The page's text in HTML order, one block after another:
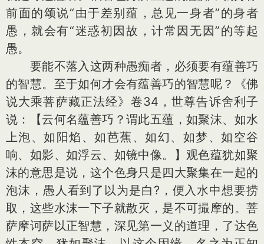
前面的颂说“由于差别蕴，总见一身者”的身者
愚，就会有“迷惑初因故，计常因无因”的等起
愚。
要能不落入这两种愚痴者，必须要有蕴善巧
的智慧。至于如何才会有蕴善巧的智慧呢？《佛
说大乘菩萨藏正法经》卷34，世尊告诉舍利子
说：【云何名蕴善巧？谓此五蕴，如聚沫、如水
上泡、如阳焰、如芭蕉、如幻、如梦、如空谷
响、如影、如浮云、如镜中像。】观色蕴犹如聚
沫的意思是说，这个色身只是四大聚集在一起的
泡沫，愚人看到了以为是白?，便入水中想要捞
取，这些水沫一下子就散灭，是不可撮摩的。菩
萨摩诃萨以正智慧，深见第一义的道理，了达色